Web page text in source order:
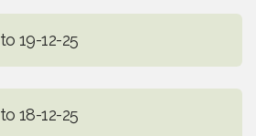
19-12-25
18-12-25